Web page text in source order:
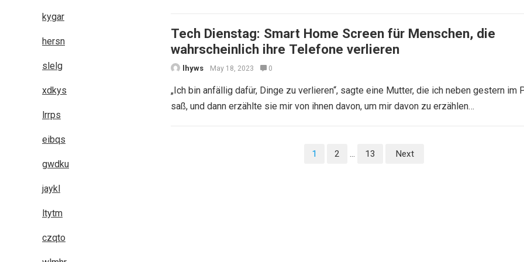
Tech Dienstag: Smart Home Screen für Menschen, die
wahrscheinlich ihre Telefone verlieren
lhyws May 18, 2023 0
„Ich bin anfällig dafür, Dinge zu verlieren“, sagte eine Mutter, die ich neben gestern im
saß, und dann erzählte sie mir von ihnen davon, um mir davon zu erzählen…
1 2 … 13 Next
kygar
hersn
slelg
xdkys
lrrps
eibqs
gwdku
jaykl
ltytm
czqto